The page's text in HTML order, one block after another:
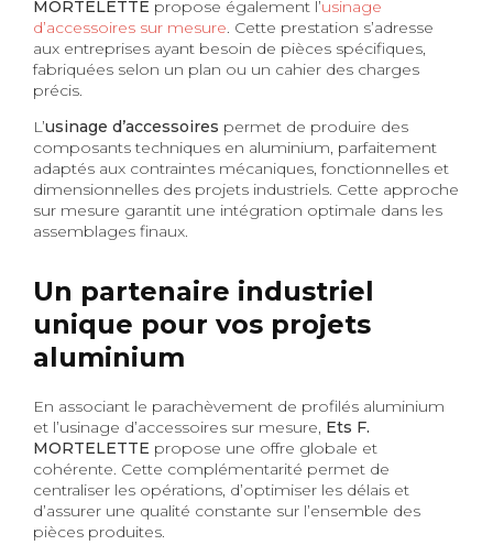
MORTELETTE propose également l’usinage
d’accessoires sur mesure. Cette prestation s’adresse
aux entreprises ayant besoin de pièces spécifiques,
fabriquées selon un plan ou un cahier des charges
précis.
L’usinage d’accessoires permet de produire des
composants techniques en aluminium, parfaitement
adaptés aux contraintes mécaniques, fonctionnelles et
dimensionnelles des projets industriels. Cette approche
sur mesure garantit une intégration optimale dans les
assemblages finaux.
Un partenaire industriel
unique pour vos projets
aluminium
En associant le parachèvement de profilés aluminium
et l’usinage d’accessoires sur mesure, Ets F.
MORTELETTE propose une offre globale et
cohérente. Cette complémentarité permet de
centraliser les opérations, d’optimiser les délais et
d’assurer une qualité constante sur l’ensemble des
pièces produites.